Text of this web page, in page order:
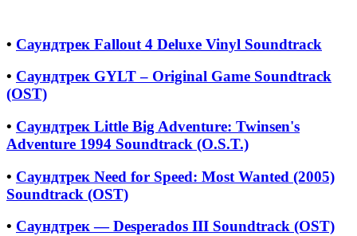
• Саундтрек Fallout 4 Deluxe Vinyl Soundtrack
• Саундтрек GYLT – Original Game Soundtrack
(OST)
• Саундтрек Little Big Adventure: Twinsen's
Adventure 1994 Soundtrack (O.S.T.)
• Саундтрек Need for Speed: Most Wanted (2005)
Soundtrack (OST)
• Саундтрек — Desperados III Soundtrack (OST)